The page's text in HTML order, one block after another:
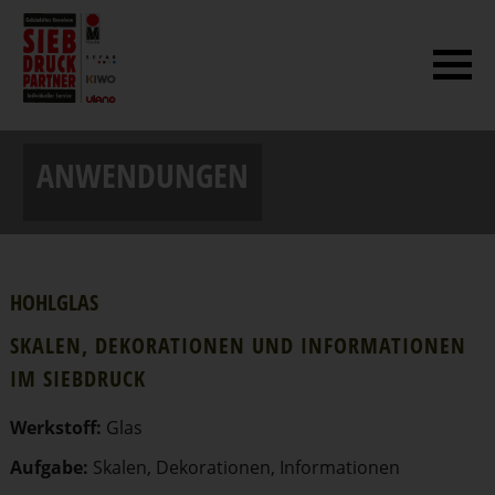
ANWENDUNGEN
HOHLGLAS
SKALEN, DEKORA­TIONEN UND INFOR­MA­TIONEN
IM SIEBDRUCK
Werkstoff: Glas
Aufgabe: Skalen, Dekora­tionen, Infor­ma­tionen